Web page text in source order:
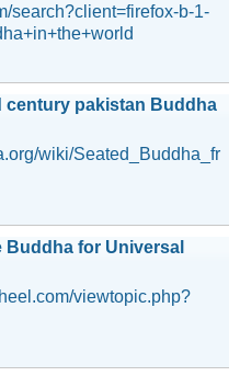
search?client=firefox-b-1-
century pakistan Buddha
wiki/Seated_Buddha_fr
Buddha for Universal
viewtopic.php?